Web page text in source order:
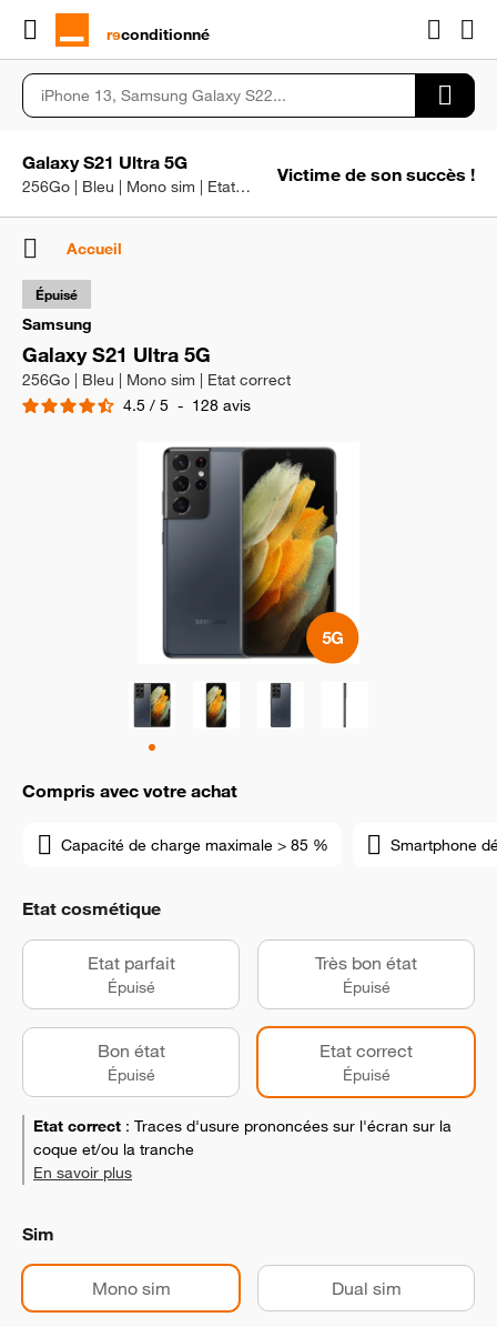
rɘconditionné
Galaxy S21 Ultra 5G
256Go | Bleu | Mono sim | Etat correct
Victime de son succès !
Accueil
Samsung
Galaxy S21 Ultra 5G
256Go | Bleu | Mono sim | Etat correct
4.5 / 5 - 128 avis
Épuisé
Compris avec votre achat
Capacité de charge maximale > 85 % Smartphone
Etat cosmétique
Etat parfait
Épuisé
Très bon état
Épuisé
Bon état
Épuisé
Etat correct
Épuisé
Etat correct : Traces d'usure prononcées sur l'écran sur la
coque et/ou la tranche
En savoir plus
Sim
Mono sim Dual sim